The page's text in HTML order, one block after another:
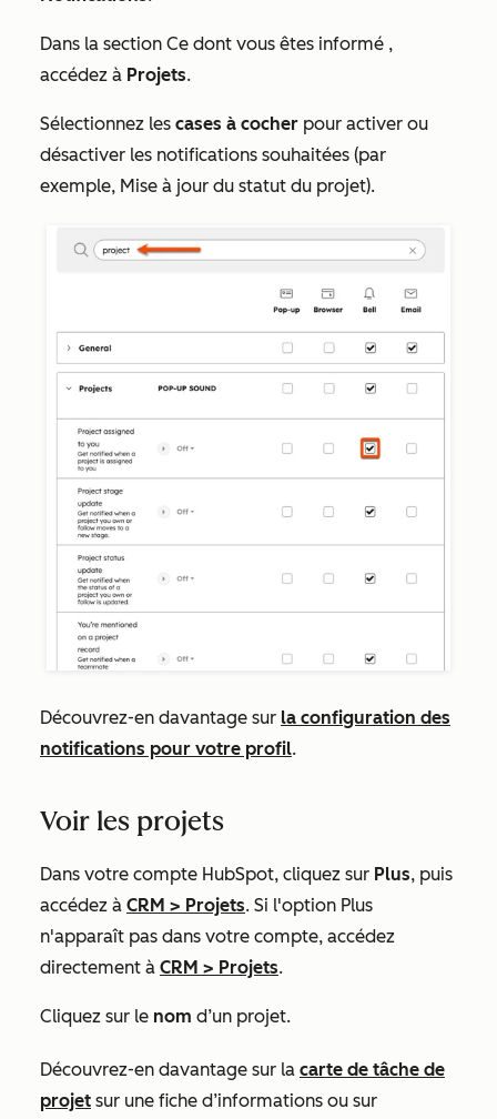
Dans la section Ce dont vous êtes informé ,
accédez à Projets.
Sélectionnez les cases à cocher pour activer ou
désactiver les notifications souhaitées (par
exemple, Mise à jour du statut du projet).
Découvrez-en davantage sur la configuration des
notifications pour votre profil.
Voir les projets
Dans votre compte HubSpot, cliquez sur Plus, puis
accédez à CRM > Projets. Si l'option Plus
n'apparaît pas dans votre compte, accédez
directement à CRM > Projets.
Cliquez sur le nom d’un projet.
Découvrez-en davantage sur la carte de tâche de
projet sur une fiche d’informations ou sur